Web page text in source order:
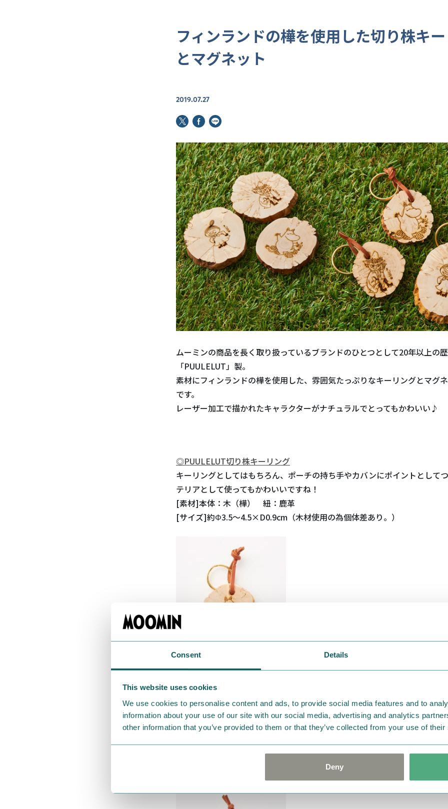
Consent Details
This website uses cookies
We use cookies to personalise content and ads, to provide social media features and to
information about your use of our site with our social media, advertising and analytics
other information that you’ve provided to them or that they’ve collected from your use of
Deny
フィンランドの樺を使用した切り株キ
とマグネット
2019.07.27
ムーミンの商品を長く取り扱っているブランドのひとつとして20年以上の
「PUULELUT」製。
素材にフィンランドの樺を使用した、雰囲気たっぷりなキーリングとマグ
です。
レーザー加工で描かれたキャラクターがナチュラルでとってもかわいい♪
◎PUULELUT切り株キーリング
キーリングとしてはもちろん、ポーチの持ち手やカバンにポイントとして
テリアとして使ってもかわいいですね！
[素材]本体：木（樺） 紐：鹿革
[サイズ]約Φ3.5～4.5×D0.9cm（木材使用の為個体差あり。）